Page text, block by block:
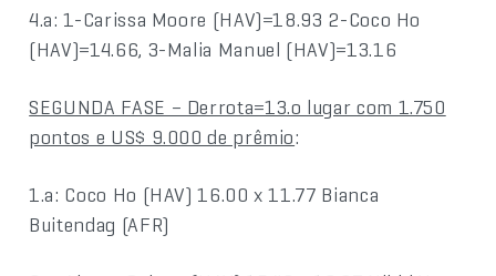
4.a: 1-Carissa Moore (HAV)=18.93 2-Coco Ho
(HAV)=14.66, 3-Malia Manuel (HAV)=13.16
SEGUNDA FASE – Derrota=13.o lugar com 1.750
pontos e US$ 9.000 de prêmio:
1.a: Coco Ho (HAV) 16.00 x 11.77 Bianca
Buitendag (AFR)